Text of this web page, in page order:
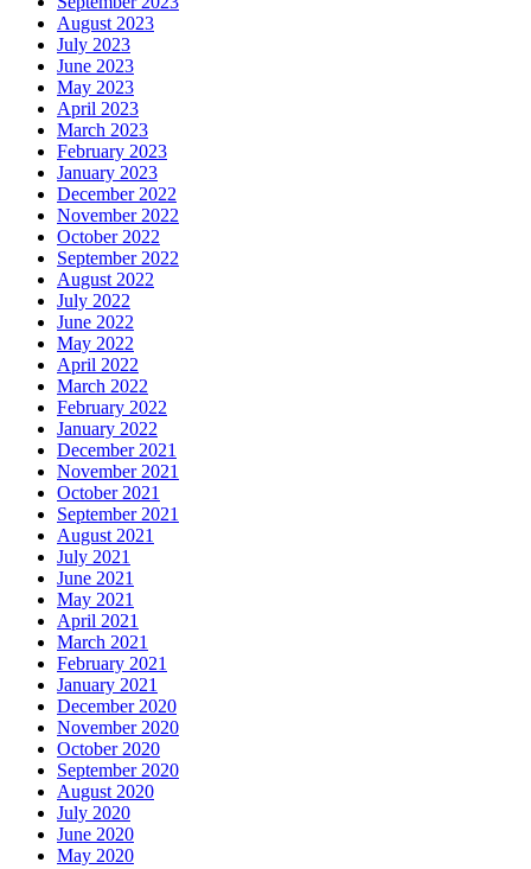
August 2023
July 2023
June 2023
May 2023
April 2023
March 2023
February 2023
January 2023
December 2022
November 2022
October 2022
September 2022
August 2022
July 2022
June 2022
May 2022
April 2022
March 2022
February 2022
January 2022
December 2021
November 2021
October 2021
September 2021
August 2021
July 2021
June 2021
May 2021
April 2021
March 2021
February 2021
January 2021
December 2020
November 2020
October 2020
September 2020
August 2020
July 2020
June 2020
May 2020